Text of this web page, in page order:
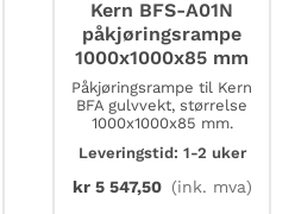
Kern BFS-A01N
påkjøringsrampe
1000x1000x85 mm
Påkjøringsrampe til Kern
BFA gulvvekt, størrelse
1000x1000x85 mm.
Leveringstid: 1-2 uker
kr5 547,50 (ink. mva)